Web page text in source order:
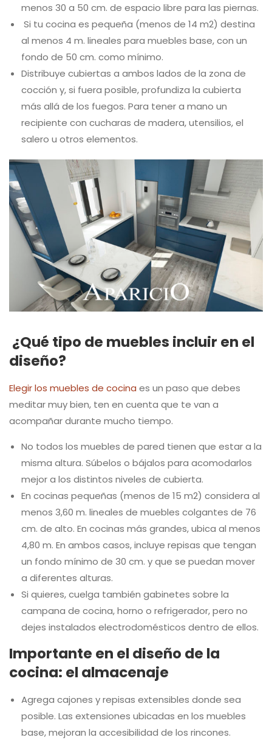
menos 30 a 50 cm. de espacio libre para las piernas.
Si tu cocina es pequeña (menos de 14 m2) destina
al menos 4 m. lineales para muebles base, con un
fondo de 50 cm. como mínimo.
Distribuye cubiertas a ambos lados de la zona de
cocción y, si fuera posible, profundiza la cubierta
más allá de los fuegos. Para tener a mano un
recipiente con cucharas de madera, utensilios, el
salero u otros elementos.
¿Qué tipo de muebles incluir en el
diseño?
Elegir los muebles de cocina es un paso que debes
meditar muy bien, ten en cuenta que te van a
acompañar durante mucho tiempo.
No todos los muebles de pared tienen que estar a la
misma altura. Súbelos o bájalos para acomodarlos
mejor a los distintos niveles de cubierta.
En cocinas pequeñas (menos de 15 m2) considera al
menos 3,60 m. lineales de muebles colgantes de 76
cm. de alto. En cocinas más grandes, ubica al menos
4,80 m. En ambos casos, incluye repisas que tengan
un fondo mínimo de 30 cm. y que se puedan mover
a diferentes alturas.
Si quieres, cuelga también gabinetes sobre la
campana de cocina, horno o refrigerador, pero no
dejes instalados electrodomésticos dentro de ellos.
Importante en el diseño de la
cocina: el almacenaje
Agrega cajones y repisas extensibles donde sea
posible. Las extensiones ubicadas en los muebles
base, mejoran la accesibilidad de los rincones.